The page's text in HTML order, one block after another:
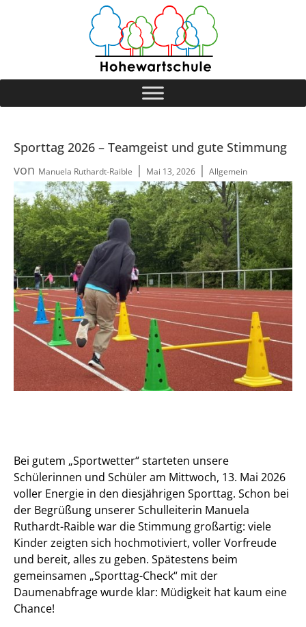
Sporttag 2026 – Teamgeist und gute Stimmung
von Manuela Ruthardt-Raible | Mai 13, 2026 | Allgemein
Bei gutem „Sportwetter“ starteten unsere
Schülerinnen und Schüler am Mittwoch, 13. Mai 2026
voller Energie in den diesjährigen Sporttag. Schon bei
der Begrüßung unserer Schulleiterin Manuela
Ruthardt-Raible war die Stimmung großartig: viele
Kinder zeigten sich hochmotiviert, voller Vorfreude
und bereit, alles zu geben. Spätestens beim
gemeinsamen „Sporttag-Check“ mit der
Daumenabfrage wurde klar: Müdigkeit hat kaum eine
Chance!